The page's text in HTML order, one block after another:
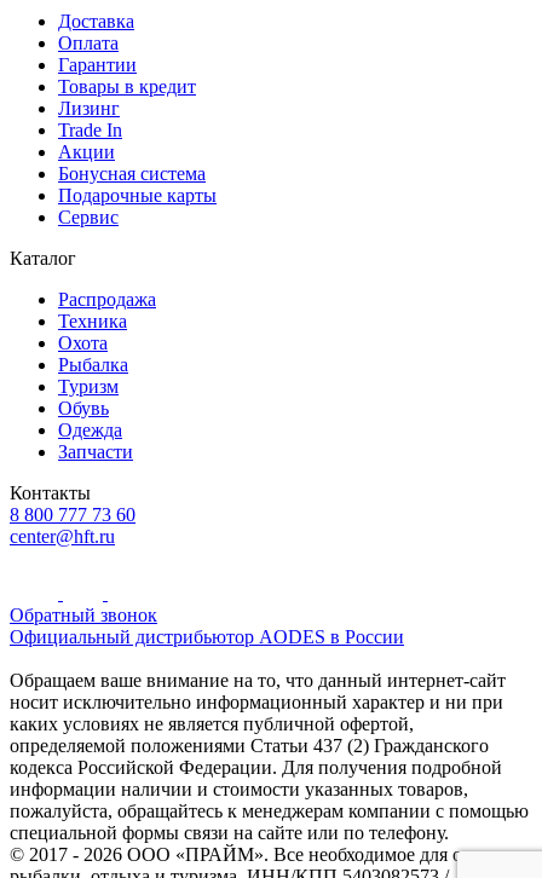
Доставка
Оплата
Гарантии
Товары в кредит
Лизинг
Trade In
Акции
Бонусная система
Подарочные карты
Сервис
Каталог
Распродажа
Техника
Охота
Рыбалка
Туризм
Обувь
Одежда
Запчасти
Контакты
8 800 777 73 60
center@hft.ru
Обратный звонок
Официальный дистрибьютор AODES в России
Обращаем ваше внимание на то, что данный интернет-сайт
носит исключительно информационный характер и ни при
каких условиях не является публичной офертой,
определяемой положениями Статьи 437 (2) Гражданского
кодекса Российской Федерации. Для получения подробной
информации наличии и стоимости указанных товаров,
пожалуйста, обращайтесь к менеджерам компании с помощью
специальной формы связи на сайте или по телефону.
© 2017 - 2026 ООО «ПРАЙМ». Все необходимое для охоты и